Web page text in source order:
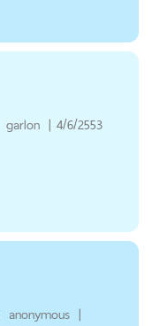
garlon | 4/6/2553
anonymous |